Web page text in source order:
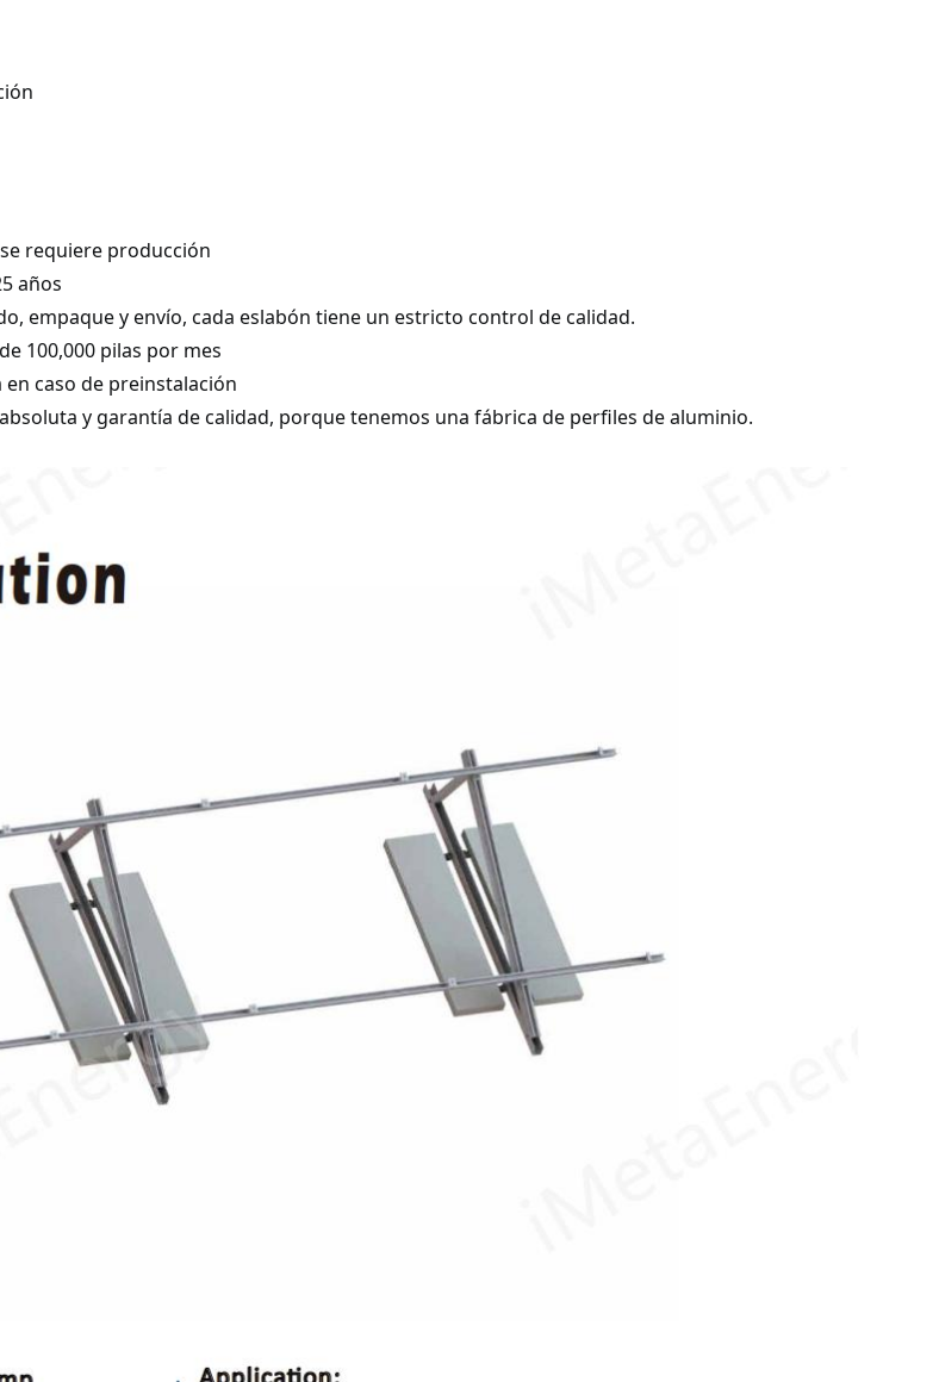
requiere producción
años
empaque y envío, cada eslabón tiene un estricto control de calidad.
100,000 pilas por mes
en caso de preinstalación
y garantía de calidad, porque tenemos una fábrica de perfiles de aluminio.